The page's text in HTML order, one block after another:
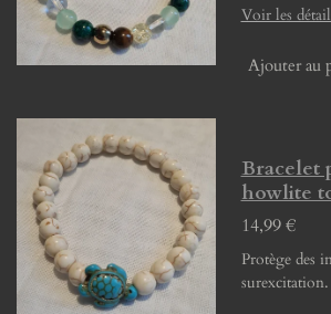
Voir les
Ajouter au
Bracelet
howlite
14,99 €
Protège des
surexcitation.